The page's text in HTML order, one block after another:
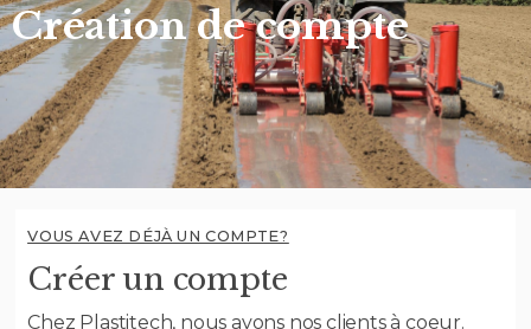
Création de compte
VOUS AVEZ DÉJÀ UN COMPTE?
Créer un compte
Chez Plastitech, nous avons nos clients à coeur.